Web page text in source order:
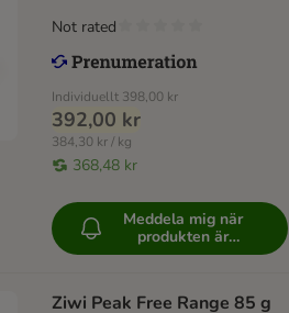
Individuellt 398,00 kr
392,00 kr
384,30 kr / kg
368,48 kr
Not rated
Meddela mig när
produkten är
tillgänglig
Ziwi Peak Free Range 85 g